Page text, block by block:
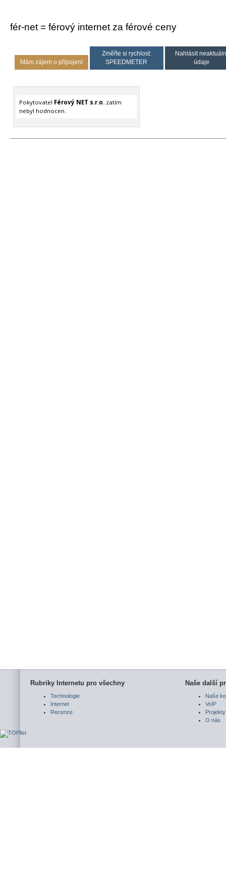
fér-net = férový internet za férové ceny
Mám zájem o připojení
Změřte si rychlost:
SPEEDMETER
Nahlásit
údaje
Pokytovatel Férový NET s.r.o.zatím
nebyl hodnocen.
Rubriky Internetu pro všechny
Technologie
Internet
Recenze
Naše další
Naše
VoIP
Projekty
O nás